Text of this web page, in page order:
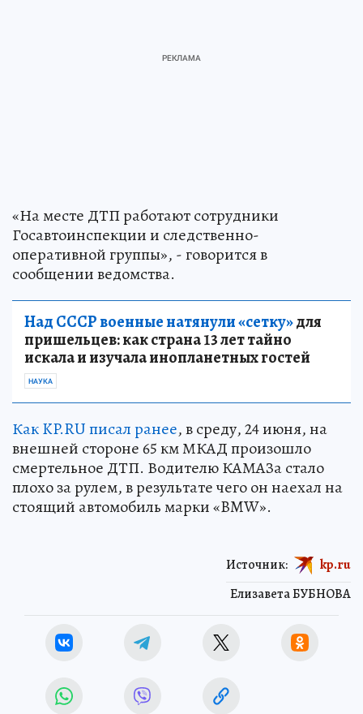
«На месте ДТП работают сотрудники
Госавтоинспекции и следственно-
оперативной группы», - говорится в
сообщении ведомства.
Над СССР военные натянули «сетку»для
пришельцев: как страна 13 лет тайно
искала и изучала инопланетных гостей
НАУКА
Как KP.RU писал ранее, в среду, 24 июня, на
внешней стороне 65 км МКАД произошло
смертельное ДТП. Водителю КАМАЗа стало
плохо за рулем, в результате чего он наехал на
стоящий автомобиль марки «BMW».
Елизавета БУБНОВА
Источник: kp.ru